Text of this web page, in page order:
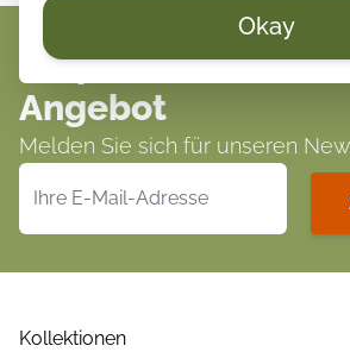
Okay
Verpassen Sie nie
Angebot
Melden Sie sich für unseren
E-Mailadresse
Kollektionen